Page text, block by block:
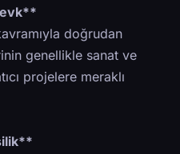
doğrudan
genellikle sanat ve
projelere meraklı